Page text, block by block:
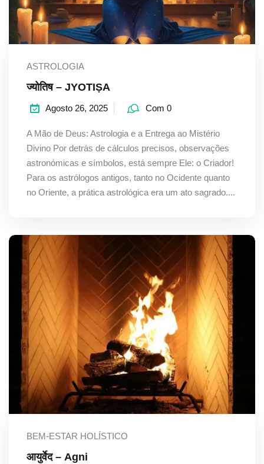
ASTROLOGIA
ज्योतिष – JYOTIṢA
Agosto 26, 2025 Com 0
A Mão de Deus: Astrologia e a Entrega ao Mistério
Divino Por detrás de cálculos precisos, observações
astronómicas e símbolos, está sempre Ele: o Criador!
Para os astrólogos antigos, tanto no Ocidente quanto
no Oriente, a prática astrológica era um ato sagrado....
BEM-ESTAR HOLÍSTICO
आयुर्वेद – Agni
Sign up